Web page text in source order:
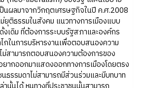
นผลมาจากวิกฤตเศรษฐกิจในปี ค.ศ.2008
ติธรรมในสังคม แนวทางการเมืองแบบ
เดิม ที่ต้องการระบบรัฐสภาและองค์กร
กในการบริหารงานเพื่อตอบสนองความ
ม่สามารถตอบสนองความต้องการของ
ยากออกมาแสดงออกทางการเมืองโดยตรง
ธรรมดาไม่สามารถมีส่วนร่วมและมีบทบาท